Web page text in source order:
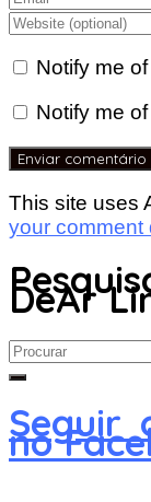
Notify me
Notify me
This site uses
your comment
DeAr
Search
for:
Seguir
no